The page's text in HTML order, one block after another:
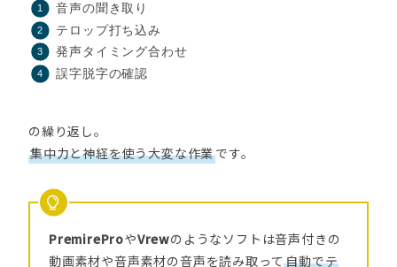
音声の聞き取り
テロップ打ち込み
発声タイミング合わせ
誤字脱字の確認
の繰り返し。
集中力と神経を使う大変な作業です。
PremireProやVrewのようなソフトは音声付きの
動画素材や音声素材の音声を読み取って自動でテ